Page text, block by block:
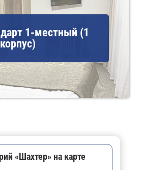
1-местный (1
корпус)
«Шахтер» на карте